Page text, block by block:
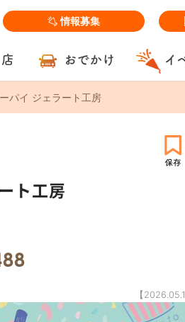
情報募集
おでかけ イ
パイ ジェラート工房
ト工房
【